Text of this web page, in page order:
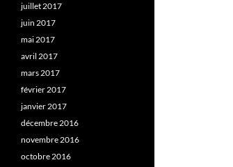
juillet 2017
juin 2017
mai 2017
avril 2017
mars 2017
février 2017
janvier 2017
décembre 2016
novembre 2016
octobre 2016